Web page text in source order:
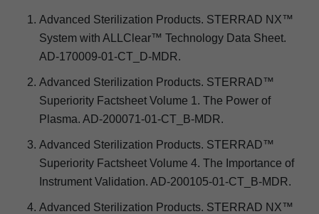
Advanced Sterilization Products. STERRAD NX™
System with ALLClear™ Technology Data Sheet.
AD-170009-01-CT_D-MDR.
Advanced Sterilization Products. STERRAD™
Superiority Factsheet Volume 1. The Power of
Plasma. AD-200071-01-CT_B-MDR.
Advanced Sterilization Products. STERRAD™
Superiority Factsheet Volume 4. The Importance of
Instrument Validation. AD-200105-01-CT_B-MDR.
Advanced Sterilization Products. STERRAD NX™